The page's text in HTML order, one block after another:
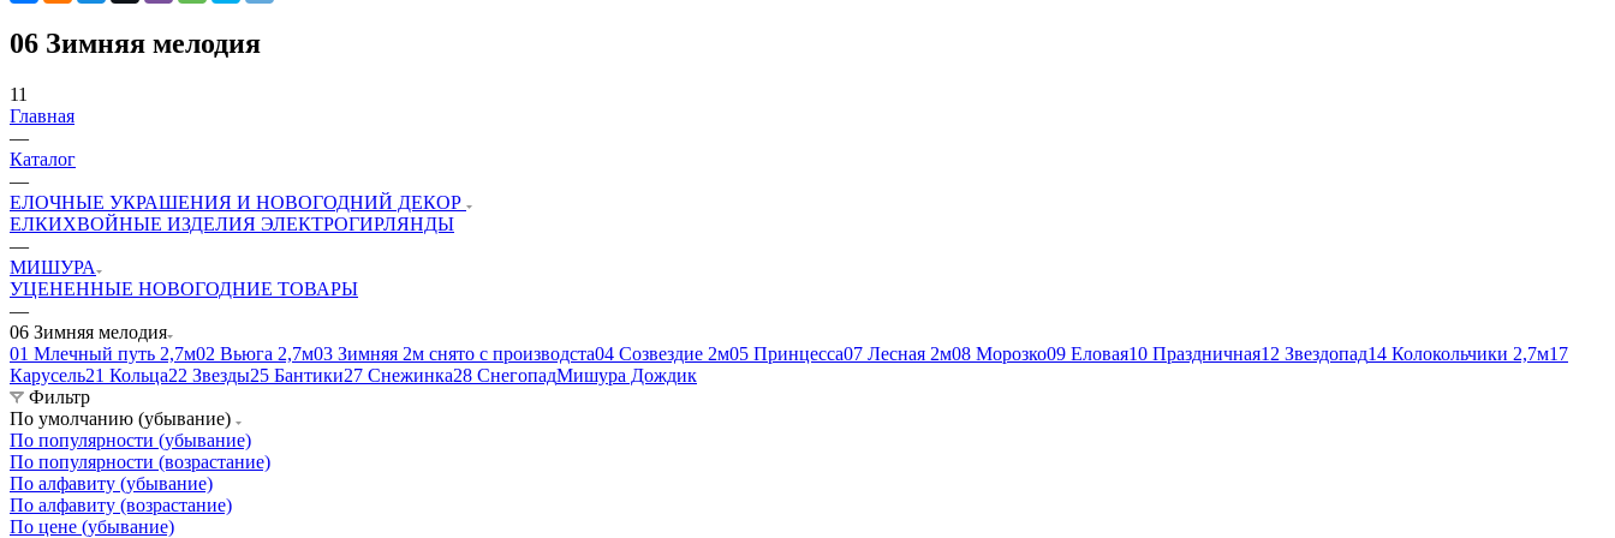
06 Зимняя мелодия
11
Главная
—
Каталог
—
ЕЛОЧНЫЕ УКРАШЕНИЯ И НОВОГОДНИЙ ДЕКОР
ЕЛКИХВОЙНЫЕ ИЗДЕЛИЯ ЭЛЕКТРОГИРЛЯНДЫ
—
МИШУРА
УЦЕНЕННЫЕ НОВОГОДНИЕ ТОВАРЫ
—
06 Зимняя мелодия
01 Млечный путь 2,7м02 Вьюга 2,7м03 Зимняя 2м снято с производста04 Созвездие 2м05 Принцесса07 Лесная 2м08 Морозко09 Еловая10 Праздничная12 Звездопад14 Колокольчики 2,7м17
Карусель21 Кольца22 Звезды25 Бантики27 Снежинка28 СнегопадМишура Дождик
Фильтр
По умолчанию (убывание)
По популярности (убывание)
По популярности (возрастание)
По алфавиту (убывание)
По алфавиту (возрастание)
По цене (убывание)